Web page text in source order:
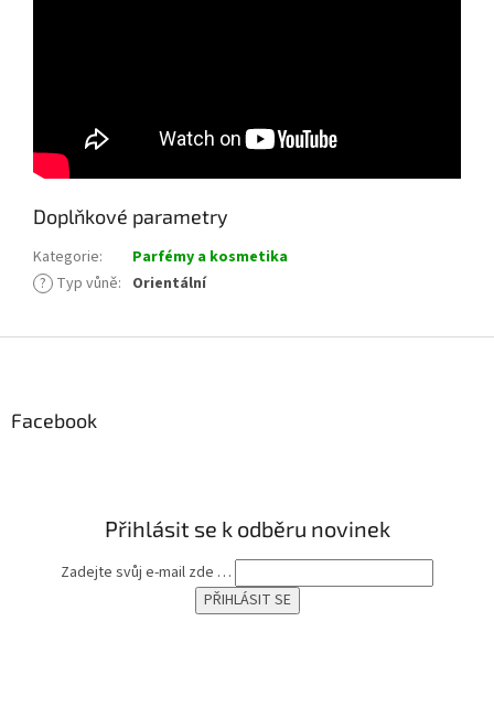
Doplňkové parametry
Kategorie:
Parfémy a kosmetika
? Typ vůně: Orientální
Facebook
Přihlásit se k odběru novinek
Zadejte svůj e-mail zde …